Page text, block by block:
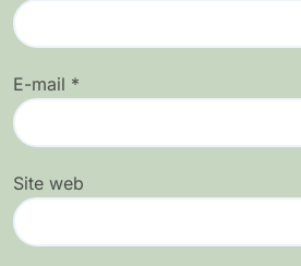
E-mail *
Site web